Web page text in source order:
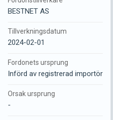
BESTNET AS
Tillverkningsdatum
2024-02-01
Fordonets ursprung
Införd av registrerad importör
Orsak ursprung
-